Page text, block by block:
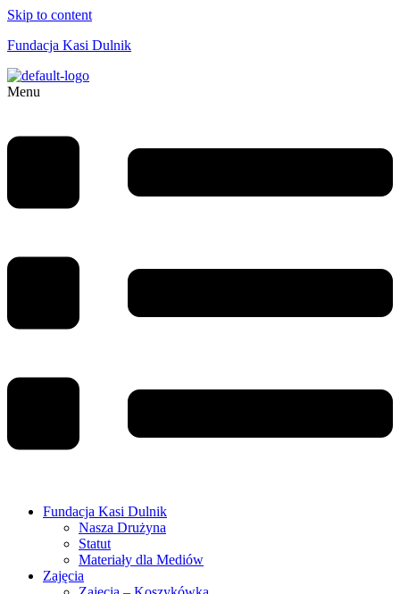
Skip to content
Fundacja Kasi Dulnik
Menu
Fundacja Kasi Dulnik
Nasza Drużyna
Statut
Materiały dla Mediów
Zajęcia